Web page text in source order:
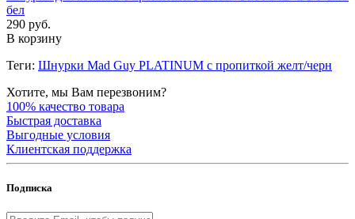
бел
290 руб.
В корзину
Теги: Шнурки Mad Guy PLATINUM с пропиткой желт/черн
Хотите, мы Вам перезвоним?
100% качество товара
Быстрая доставка
Выгодные условия
Клиентская поддержка
Подписка